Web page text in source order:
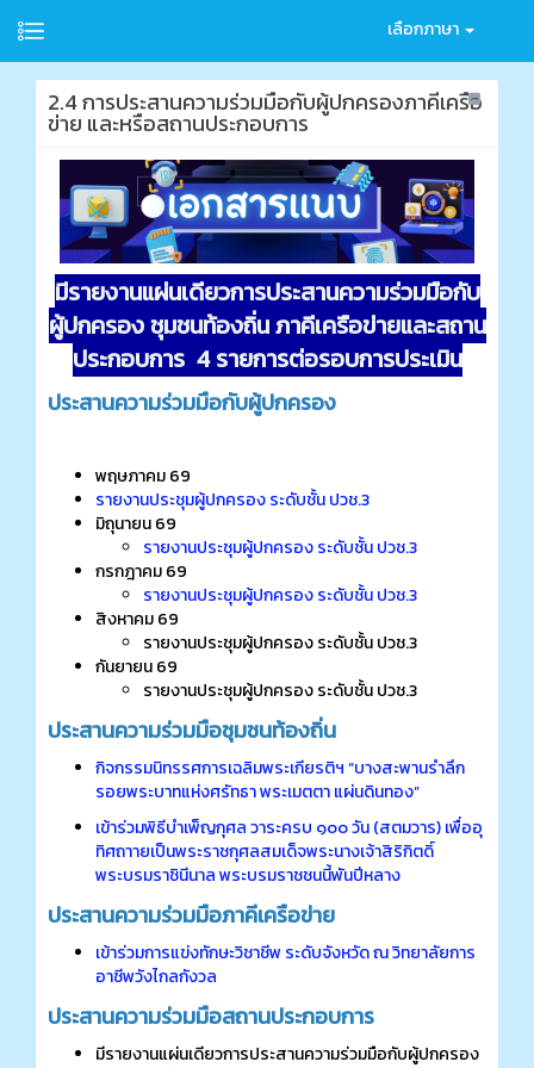
เลือกภาษา
2.4 การประสานความร่วมมือกับผู้ปกครองภาคีเครือ
ข่าย และหรือสถานประกอบการ
มีรายงานแผ่นเดียวการประสานความร่วมมือกับ
ผู้ปกครอง ชุมชนท้องถิ่น ภาคีเครือข่ายและสถาน
ประกอบการ 4 รายการต่อรอบการประเมิน
ประสานความร่วมมือกับผู้ปกครอง
พฤษภาคม 69
รายงานประชุมผู้ปกครอง ระดับชั้น ปวช.3
มิถุนายน 69
รายงานประชุมผู้ปกครอง ระดับชั้น ปวช.3
กรกฎาคม 69
รายงานประชุมผู้ปกครอง ระดับชั้น ปวช.3
สิงหาคม 69
รายงานประชุมผู้ปกครอง ระดับชั้น ปวช.3
กันยายน 69
รายงานประชุมผู้ปกครอง ระดับชั้น ปวช.3
ประสานความร่วมมือชุมชนท้องถิ่น
กิจกรรมนิทรรศการเฉลิมพระเกียรติฯ “บางสะพานรำลึก
รอยพระบาทแห่งศรัทธา พระเมตตา แผ่นดินทอง”
เข้าร่วมพิธีบําเพ็ญกุศล วาระครบ ๑๐๐ วัน (สตมวาร) เพื่ออุ
ทิศถาายเป็นพระราชกุศลสมเด็จพระนางเจ้าสิริกิตดิ์
พระบรมราชินีนาล พระบรมราชชนนี้พันปีหลาง
ประสานความร่วมมือภาคีเครือข่าย
เข้าร่วมการแข่งทักษะวิชาชีพ ระดับจังหวัด ณ วิทยาลัยการ
อาชีพวังไกลกังวล
ประสานความร่วมมือสถานประกอบการ
มีรายงานแผ่นเดียวการประสานความร่วมมือกับผู้ปกครอง